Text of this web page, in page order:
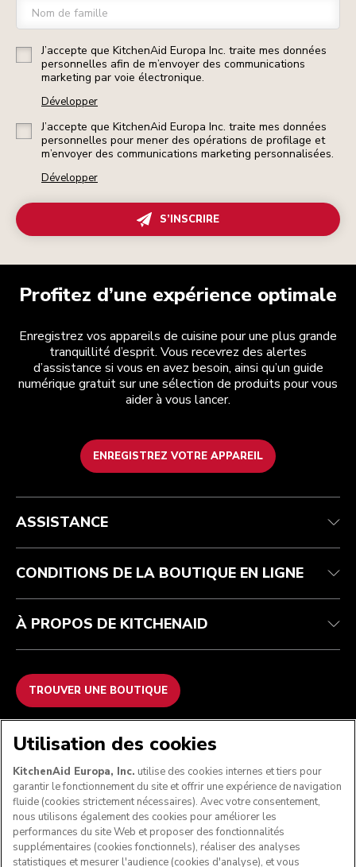
Nom de famille
J’accepte que KitchenAid Europa Inc. traite mes données
personnelles afin de m’envoyer des communications
marketing par voie électronique.
Développer
J’accepte que KitchenAid Europa Inc. traite mes données
personnelles pour mener des opérations de profilage et
m’envoyer des communications marketing personnalisées.
Développer
S’INSCRIRE
Profitez d’une expérience optimale
Enregistrez vos appareils de cuisine pour une plus grande
tranquillité d’esprit. Vous recevrez des alertes
d’assistance si vous en avez besoin, ainsi qu’un guide
numérique gratuit sur une sélection de produits pour vous
aider à vous lancer.
ENREGISTREZ VOTRE APPAREIL
Health Check
Suivez votre commande
Garantie et documents
FAQ
Conditions générales de vente
Retours et remboursements
Imprint
ODR
La marque
Trouver une boutique
ASSISTANCE
CONDITIONS DE LA BOUTIQUE EN LIGNE
À PROPOS DE KITCHENAID
TROUVER UNE BOUTIQUE
NOUS ACCEPTONS
SUIVEZ-NOUS
Utilisation des cookies
KitchenAid Europa, Inc. utilise des cookies internes et tiers pour
garantir le fonctionnement du site et offrir une expérience de navigation
fluide (cookies strictement nécessaires). Avec votre consentement,
nous utilisons également des cookies pour améliorer les
performances du site Web et proposer des fonctionnalités
supplémentaires (cookies fonctionnels), réaliser des analyses
statistiques et mesurer l'audience (cookies d'analyse), et vous